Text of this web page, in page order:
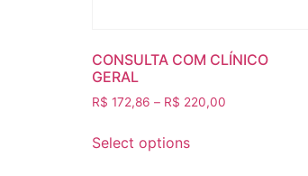
CONSULTA COM CLÍNICO
GERAL
R$ 172,86 – R$ 220,00
Select options